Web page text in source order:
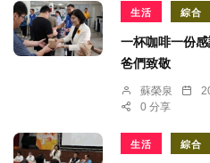
生活 綜合
一杯咖啡一份
爸們致敬
蘇榮泉
0 分享
生活 綜合